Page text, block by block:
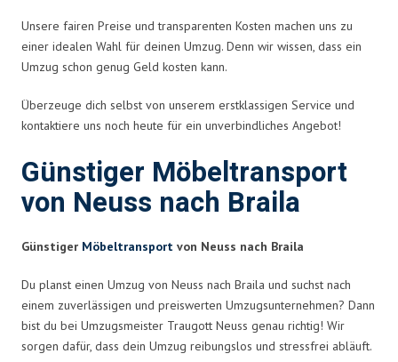
Unsere fairen Preise und transparenten Kosten machen uns zu
einer idealen Wahl für deinen Umzug. Denn wir wissen, dass ein
Umzug schon genug Geld kosten kann.
Überzeuge dich selbst von unserem erstklassigen Service und
kontaktiere uns noch heute für ein unverbindliches Angebot!
Günstiger Möbeltransport
von Neuss nach Braila
Günstiger Möbeltransport von Neuss nach Braila
Du planst einen Umzug von Neuss nach Braila und suchst nach
einem zuverlässigen und preiswerten Umzugsunternehmen? Dann
bist du bei Umzugsmeister Traugott Neuss genau richtig! Wir
sorgen dafür, dass dein Umzug reibungslos und stressfrei abläuft.